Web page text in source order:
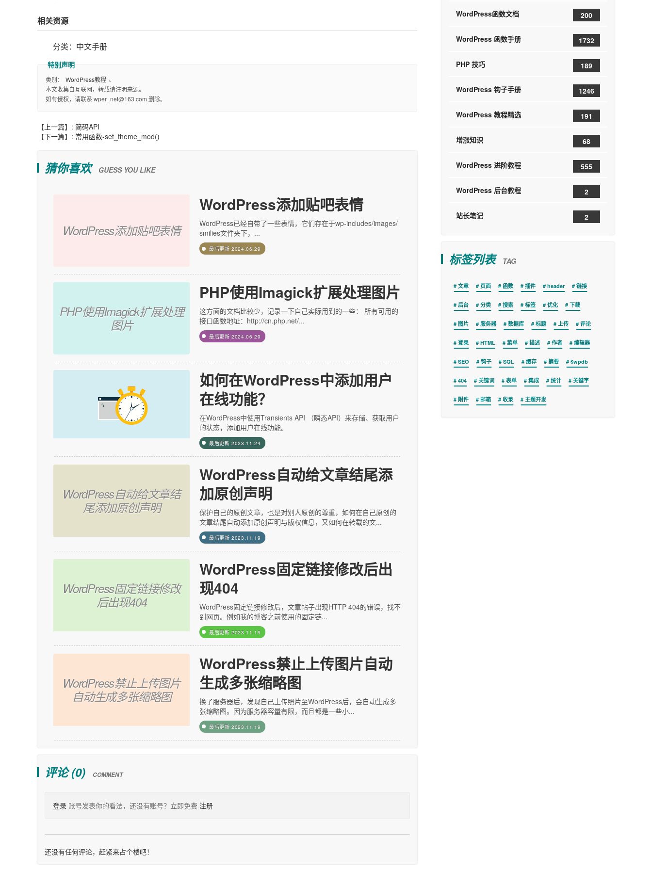
相关资源
分类：中文手册
类别： WordPress教程 、
本文收集自互联网，转载请注明来源。
如有侵权，请联系 wper_net@163.com 删除。
【上一篇】: 简码API
【下一篇】: 常用函数-set_theme_mod()
猜你喜欢 GUESS YOU LIKE
WordPress添加贴吧表情
WordPress添加贴吧表情
WordPress已经自带了一些表情，它们存在于wp-includes/images/
smilies文件夹下，...
最后更新2024.06.29
PHP使用Imagick扩展处理
图片
PHP使用Imagick扩展处理图片
这方面的文档比较少，记录一下自己实际用到的一些： 所有可用的
接口函数地址：http://cn.php.net/...
最后更新2024.06.29
如何在WordPress中添加用户
在线功能？
在WordPress中使用Transients API （瞬态API）来存储、获取用户
的状态，添加用户在线功能。
最后更新2023.11.24
WordPress自动给文章结
尾添加原创声明
WordPress自动给文章结尾添
加原创声明
保护自己的原创文章，也是对别人原创的尊重，如何在自己原创的
文章结尾自动添加原创声明与版权信息，又如何在转载的文...
最后更新2023.11.19
WordPress固定链接修改
后出现404
WordPress固定链接修改后出
现404
WordPress固定链接修改后，文章帖子出现HTTP 404的错误，找不
到网页。例如我的博客之前使用的固定链...
最后更新2023.11.19
WordPress禁止上传图片
自动生成多张缩略图
WordPress禁止上传图片自动
生成多张缩略图
换了服务器后，发现自己上传照片至WordPress后，会自动生成多
张缩略图。因为服务器容量有限，而且都是一些小...
最后更新2023.11.19
评论 (0) COMMENT
登录 账号发表你的看法，还没有账号？立即免费 注册
还没有任何评论，赶紧来占个楼吧！
WordPress函数文档 200
WordPress 函数手册 1732
PHP 技巧 189
WordPress 钩子手册 1246
WordPress 教程精选 191
增涨知识 68
WordPress 进阶教程 555
WordPress 后台教程 2
站长笔记 2
标签列表 TAG
文章 页面 函数 插件 header 链接
后台 分类 搜索 标签 优化 下载
图片 服务器 数据库 标题 上传 评论
登录 HTML 菜单 描述 作者 编辑器
SEO 钩子 SQL 缓存 摘要 $wpdb
404 关键词 表单 集成 统计 关键字
附件 邮箱 收录 主题开发